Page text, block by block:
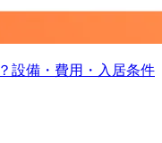
設備・費用・入居条件